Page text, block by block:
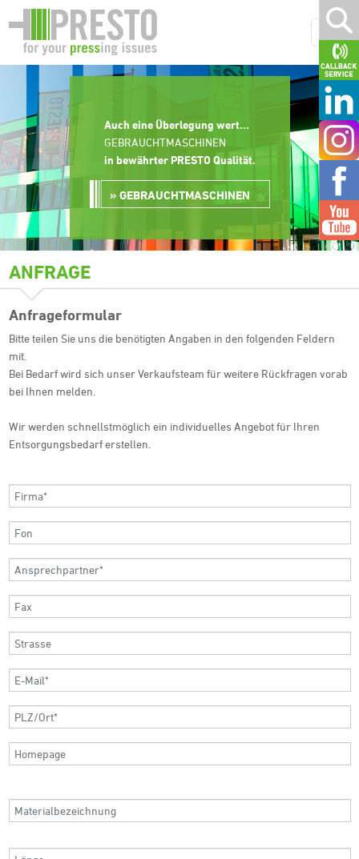
Auch eine Überlegung wert...
GEBRAUCHTMASCHINEN
in bewährter PRESTO Qualität.
GEBRAUCHTMASCHINEN
ANFRAGE
Anfrageformular
Bitte teilen Sie uns die benötigten Angaben in den folgenden Feldern
mit.
Bei Bedarf wird sich unser Verkaufsteam für weitere Rückfragen vorab
bei Ihnen melden.
Wir werden schnellstmöglich ein individuelles Angebot für Ihren
Entsorgungsbedarf erstellen.